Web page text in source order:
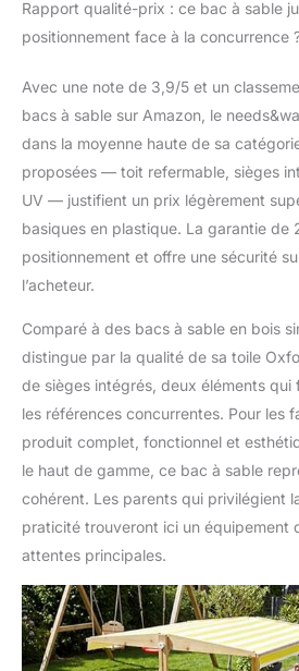
Rapport qualité-prix : ce bac à sable
positionnement face à la concurrence
Avec une note de 3,9/5 et un
bacs à sable sur Amazon, le
dans la moyenne haute de sa
proposées — toit refermable, sièges
UV — justifient un prix légèrement
basiques en plastique. La garantie de
positionnement et offre une sécurité
l’acheteur.
Comparé à des bacs à sable en bois
distingue par la qualité de sa toile
de sièges intégrés, deux éléments
les références concurrentes. Pour les
produit complet, fonctionnel et
le haut de gamme, ce bac à sable
cohérent. Les parents qui privilégient
praticité trouveront ici un équipement
attentes principales.